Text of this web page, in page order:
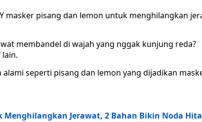
masker pisang dan lemon untuk menghilangkan
membandel di wajah yang nggak kunjung reda?
seperti pisang dan lemon yang dijadikan
Jerawat, 2 Bahan Bikin Noda